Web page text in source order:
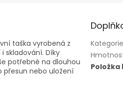
taška vyrobená z
skladování. Díky
potřebné na dlouhou
přesun nebo uložení
Kategorie